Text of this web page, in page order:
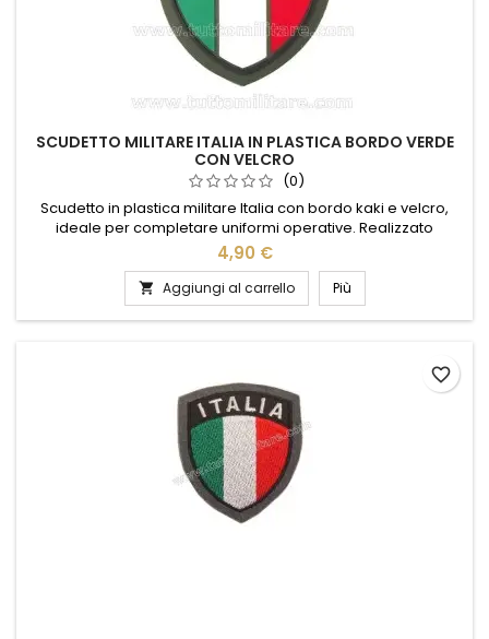
SCUDETTO MILITARE ITALIA IN PLASTICA BORDO VERDE
CON VELCRO
(0)
Scudetto in plastica militare Italia con bordo kaki e velcro,
ideale per completare uniformi operative. Realizzato
secondo standard militari, presenta i colori della bandiera
italiana su fondo scudato con scritta “ITALIA” bianca su
campo nero. Il bordo verde garantisce integrazione perfetta
su mimetiche vegetate. Patch resistente, facile da applicare
su...
4,90 €
 Aggiungi al carrello Più
favorite_border